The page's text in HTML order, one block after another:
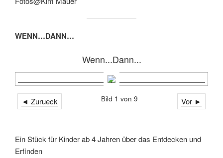
WENN…DANN…
Wenn...Dann...
◄ Zurueck Vor ►
Bild 1 von 9
Ein Stück für Kinder ab 4 Jahren über das Entdecken und
Erfinden